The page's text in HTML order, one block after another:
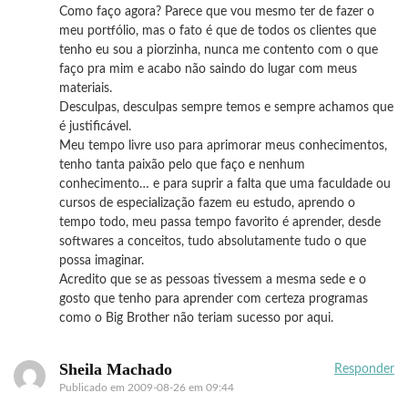
Como faço agora? Parece que vou mesmo ter de fazer o
meu portfólio, mas o fato é que de todos os clientes que
tenho eu sou a piorzinha, nunca me contento com o que
faço pra mim e acabo não saindo do lugar com meus
materiais.
Desculpas, desculpas sempre temos e sempre achamos que
é justificável.
Meu tempo livre uso para aprimorar meus conhecimentos,
tenho tanta paixão pelo que faço e nenhum
conhecimento… e para suprir a falta que uma faculdade ou
cursos de especialização fazem eu estudo, aprendo o
tempo todo, meu passa tempo favorito é aprender, desde
softwares a conceitos, tudo absolutamente tudo o que
possa imaginar.
Acredito que se as pessoas tivessem a mesma sede e o
gosto que tenho para aprender com certeza programas
como o Big Brother não teriam sucesso por aqui.
Sheila Machado
Publicado em 2009-08-26 em 09:44
Responder